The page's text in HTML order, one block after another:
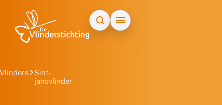
Vlinders
Sint-
jansvlinder